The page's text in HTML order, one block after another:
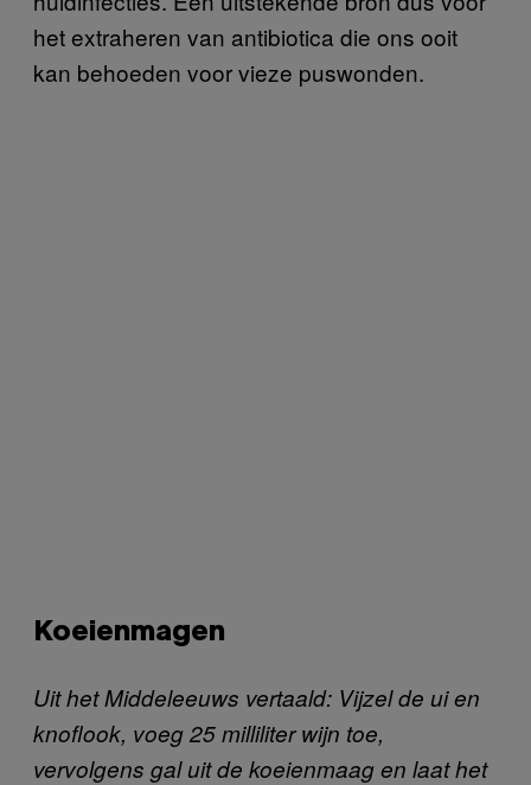
het extraheren van antibiotica die ons ooit
kan behoeden voor vieze puswonden.
Koeienmagen
Uit het Middeleeuws vertaald: Vijzel de ui en
knoflook, voeg 25 milliliter wijn toe,
vervolgens gal uit de koeienmaag en laat het